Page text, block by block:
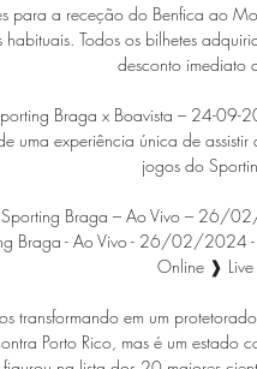
para a receção do Benfica ao
habituais. Todos os bilhetes
desconto imediato
Braga x Boavista – 24-
uma experiência única de
jogos do
Sporting Braga – Ao Vivo – 26/
Braga - Ao Vivo - 26/02/2024 -
Online ❱ Live
transformando em um
Porto Rico, mas é um estado